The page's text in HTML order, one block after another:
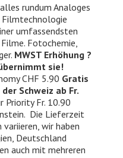
rundum Analoges
umfassendsten
Fotochemie,
MWST Erhöhung ?
sie!
CHF 5.90 Gratis
Schweiz ab Fr.
Priority Fr. 10.90
Die Lieferzeit
wir haben
Deutschland
auch mit mehreren